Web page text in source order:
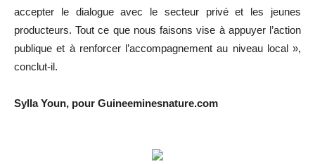
accepter le dialogue avec le secteur privé et les jeunes
producteurs. Tout ce que nous faisons vise à appuyer l’action
publique et à renforcer l’accompagnement au niveau local »,
conclut-il.
Sylla Youn, pour Guineeminesnature.com